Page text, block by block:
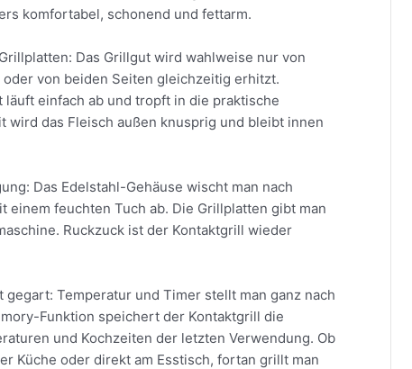
komfortabel, schonend und fettarm.
Das Grillgut wird wahlweise nur von
von beiden Seiten gleichzeitig erhitzt.
läuft einfach ab und tropft in die praktische
wird das Fleisch außen knusprig und bleibt innen
Das Edelstahl-Gehäuse wischt man nach
einem feuchten Tuch ab. Die Grillplatten gibt man
Ruckzuck ist der Kontaktgrill wieder
gegart: Temperatur und Timer stellt man ganz nach
Funktion speichert der Kontaktgrill die
und Kochzeiten der letzten Verwendung. Ob
Küche oder direkt am Esstisch, fortan grillt man